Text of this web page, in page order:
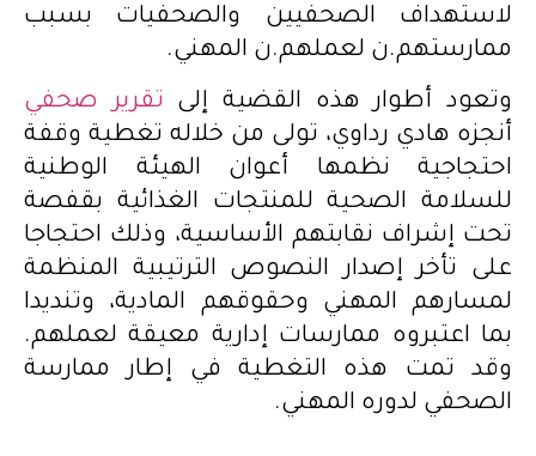
لاستهداف الصحفيين والصحفيات بسبب
ممارستهم.ن لعملهم.ن المهني.
وتعود أطوار هذه القضية إلى تقرير صحفي
أنجزه هادي رداوي، تولى من خلاله تغطية وقفة
احتجاجية نظمها أعوان الهيئة الوطنية
للسلامة الصحية للمنتجات الغذائية بقفصة
تحت إشراف نقابتهم الأساسية، وذلك احتجاجا
على تأخر إصدار النصوص الترتيبية المنظمة
لمسارهم المهني وحقوقهم المادية، وتنديدا
بما اعتبروه ممارسات إدارية معيقة لعملهم.
وقد تمت هذه التغطية في إطار ممارسة
الصحفي لدوره المهني.